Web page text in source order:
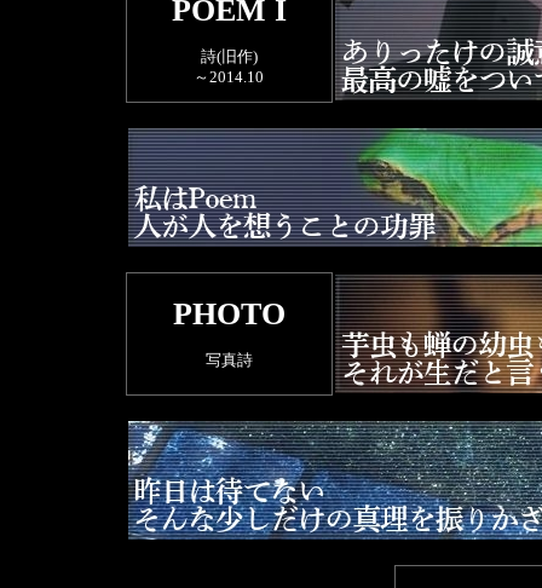
POEM I
詩(旧作)
～2014.10
PHOTO
写真詩